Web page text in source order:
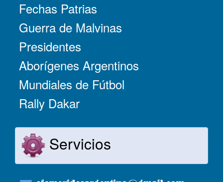
Fechas Patrias
Guerra de Malvinas
Presidentes
Aborígenes Argentinos
Mundiales de Fútbol
Rally Dakar
Servicios